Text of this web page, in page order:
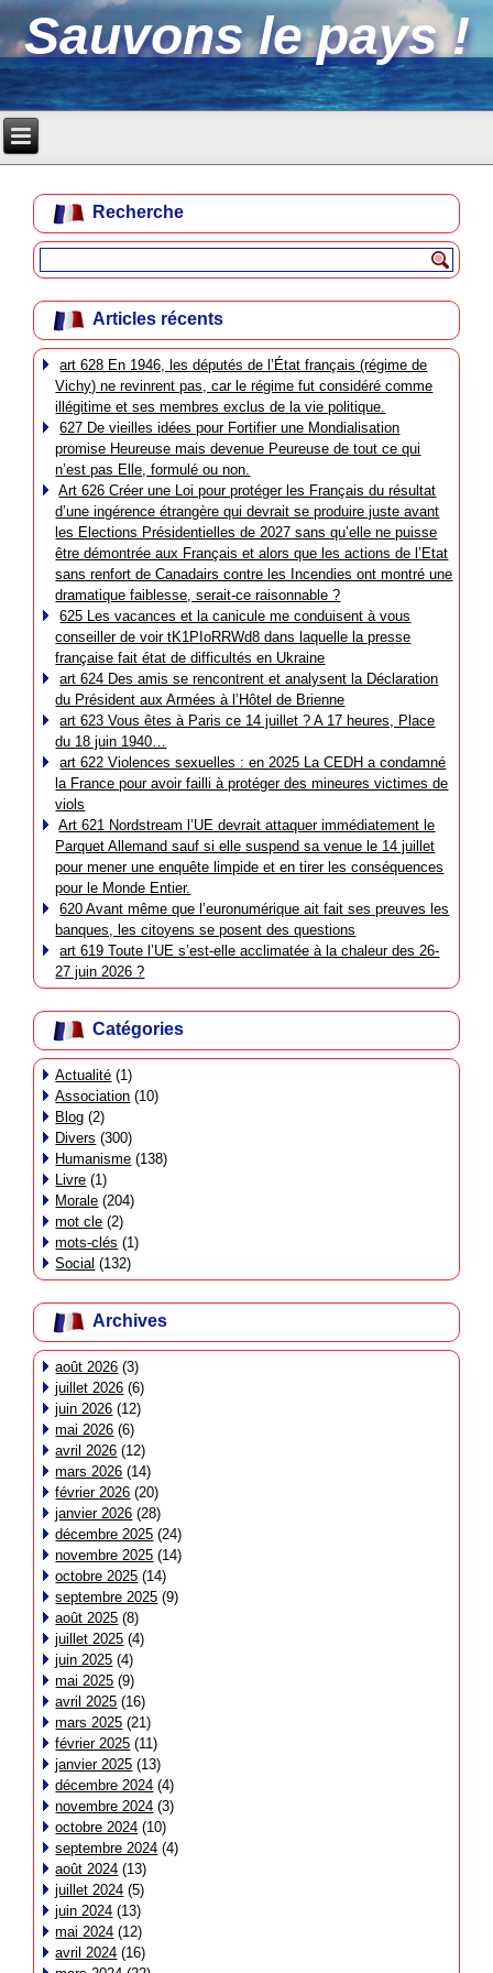
Sauvons le pays !
Recherche
Articles récents
art 628 En 1946, les députés de l’État français (régime de
Vichy) ne revinrent pas, car le régime fut considéré comme
illégitime et ses membres exclus de la vie politique.
627 De vieilles idées pour Fortifier une Mondialisation
promise Heureuse mais devenue Peureuse de tout ce qui
n’est pas Elle, formulé ou non.
Art 626 Créer une Loi pour protéger les Français du résultat
d’une ingérence étrangère qui devrait se produire juste avant
les Elections Présidentielles de 2027 sans qu’elle ne puisse
être démontrée aux Français et alors que les actions de l’Etat
sans renfort de Canadairs contre les Incendies ont montré une
dramatique faiblesse, serait-ce raisonnable ?
625 Les vacances et la canicule me conduisent à vous
conseiller de voir tK1PIoRRWd8 dans laquelle la presse
française fait état de difficultés en Ukraine
art 624 Des amis se rencontrent et analysent la Déclaration
du Président aux Armées à l’Hôtel de Brienne
art 623 Vous êtes à Paris ce 14 juillet ? A 17 heures, Place
du 18 juin 1940…
art 622 Violences sexuelles : en 2025 La CEDH a condamné
la France pour avoir failli à protéger des mineures victimes de
viols
Art 621 Nordstream l’UE devrait attaquer immédiatement le
Parquet Allemand sauf si elle suspend sa venue le 14 juillet
pour mener une enquête limpide et en tirer les conséquences
pour le Monde Entier.
620 Avant même que l’euronumérique ait fait ses preuves les
banques, les citoyens se posent des questions
art 619 Toute l’UE s’est-elle acclimatée à la chaleur des 26-
27 juin 2026 ?
Catégories
Actualité (1)
Association (10)
Blog (2)
Divers (300)
Humanisme (138)
Livre (1)
Morale (204)
mot cle (2)
mots-clés (1)
Social (132)
Archives
août 2026 (3)
juillet 2026 (6)
juin 2026 (12)
mai 2026 (6)
avril 2026 (12)
mars 2026 (14)
février 2026 (20)
janvier 2026 (28)
décembre 2025 (24)
novembre 2025 (14)
octobre 2025 (14)
septembre 2025 (9)
août 2025 (8)
juillet 2025 (4)
juin 2025 (4)
mai 2025 (9)
avril 2025 (16)
mars 2025 (21)
février 2025 (11)
janvier 2025 (13)
décembre 2024 (4)
novembre 2024 (3)
octobre 2024 (10)
septembre 2024 (4)
août 2024 (13)
juillet 2024 (5)
juin 2024 (13)
mai 2024 (12)
avril 2024 (16)